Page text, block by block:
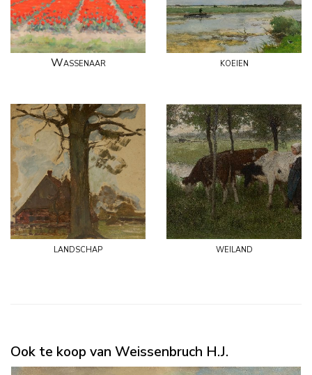
Wassenaar koeien
landschap weiland
Ook te koop van Weissenbruch H.J.